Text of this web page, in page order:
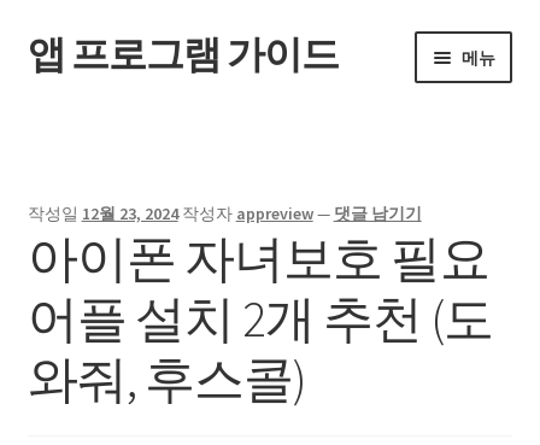
탐
색
뛰
기
컨
텐
뛰
기
앱 프로그램 가이드 메뉴
작성일 12월 23, 2024 작성자 appreview— 댓글 남기기
아이폰 자녀보호 필요
어플 설치 2개 추천 (도
와줘, 후스콜)